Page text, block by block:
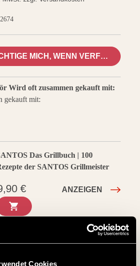
Cookies
MICH, WENN VERFÜGBAR
Wird oft zusammen gekauft mit:
gekauft mit:
Das Grillbuch | 100
der SANTOS Grillmeister
€ ANZEIGEN
deine
im